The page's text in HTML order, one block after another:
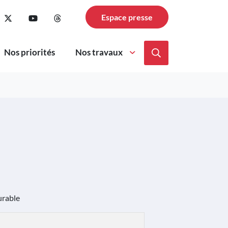
Instagram
compte Linkedin
vers le compte TikTok
Lien vers le compte Twitter
Lien vers la chaîne Youtube
Lien vers la page Threads
Espace presse
Nos priorités Nos travaux
Afficher la